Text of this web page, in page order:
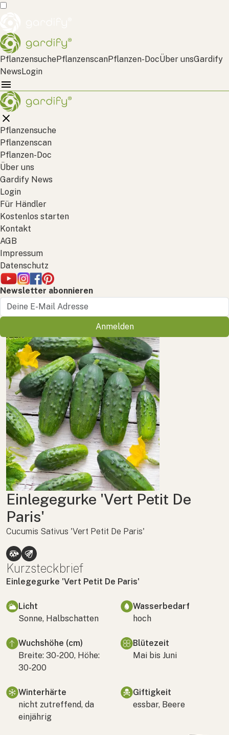
PflanzensuchePflanzenscanPflanzen-DocÜber unsGardify
NewsLogin
Pflanzensuche
Pflanzenscan
Pflanzen-Doc
Über uns
Gardify News
Login
Für Händler
Kostenlos starten
Kontakt
AGB
Impressum
Datenschutz
Newsletter abonnieren
Anmelden
Einlegegurke 'Vert Petit De
Paris'
Cucumis Sativus 'Vert Petit De Paris'
Kurzsteckbrief
Einlegegurke 'Vert Petit De Paris'
Licht
Sonne, Halbschatten
Wasserbedarf
hoch
Wuchshöhe (cm)
Breite: 30-200, Höhe:
30-200
Blütezeit
Mai bis Juni
Winterhärte
nicht zutreffend, da
einjährig
Giftigkeit
essbar, Beere